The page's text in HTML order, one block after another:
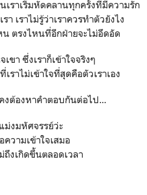
เราเริ่มหัดคลานทุกครั้งที่มีความรัก
เราไม่รู้ว่าเราควรทำตัวยังไง
น ตรงไหนที่อีกฝ่ายจะไม่อึดอัด
เขา ซึ่งเราก็เข้าใจจริงๆ
ราไม่เข้าใจที่สุดคือตัวเราเอง
งต้องหาคำตอบกันต่อไป...
ม่งมหัศจรรย์ว่ะ
วามเข้าใจเสมอ
ถึงเกิดขึ้นตลอดเวลา